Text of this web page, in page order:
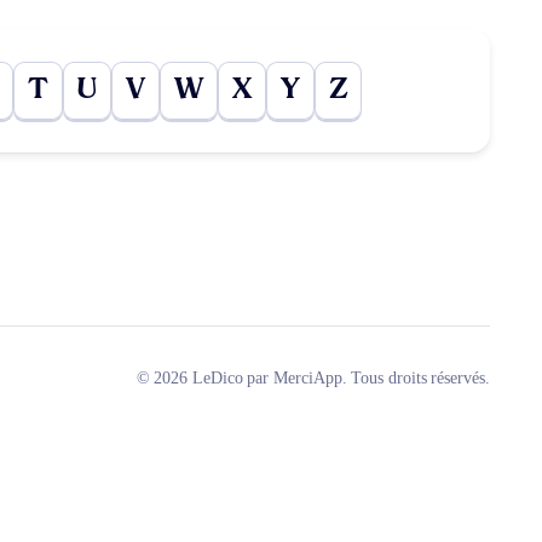
T U V W X Y Z
© 2026 LeDico par MerciApp. Tous droits réservés.